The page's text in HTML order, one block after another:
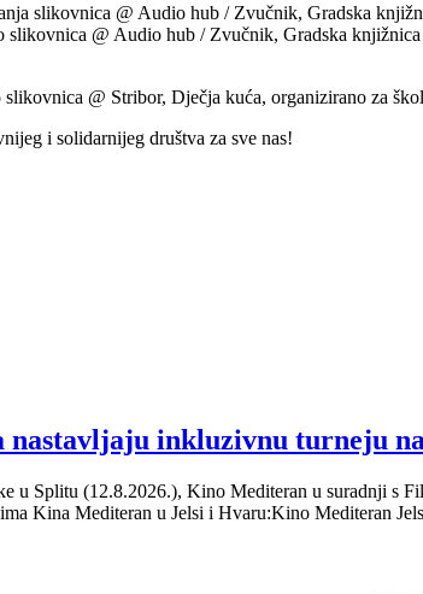
slikovnica @ Audio hub / Zvučnik, Gradska
slikovnica @ Audio hub / Zvučnik, Gradska
@ Stribor, Dječja kuća, organizirano za
i solidarnijeg društva za sve nas!
inkluzivnu turneju
u Splitu (12.8.2026.), Kino Mediteran u suradnji s
Kina Mediteran u Jelsi i Hvaru:Kino Mediteran